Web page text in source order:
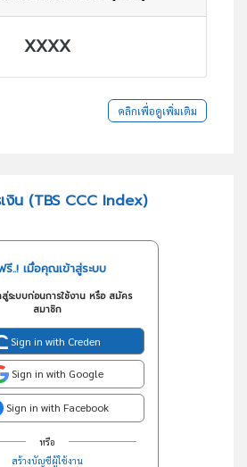
XXXX
คลิกเพื่อดูเพิ่มเติม
งิน (TBS CCC Index)
..! เมื่อคุณเข้าสู่ระบบ
ระบบก่อนการใช้งาน หรือ สมัคร
สมาชิก
Sign in with Creden
Sign in with Google
Sign in with Facebook
หรือ
สร้างบัญชีผู้ใช้งาน